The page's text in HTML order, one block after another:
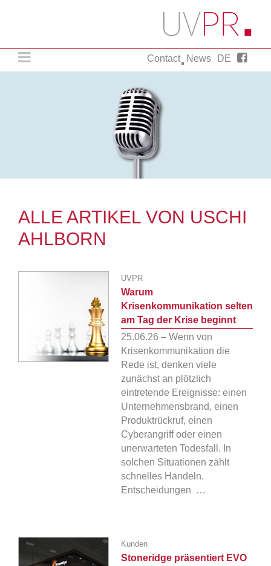
Contact News DE
PR Agency. Munich..
ALLE ARTIKEL VON USCHI
AHLBORN
UVPR
Warum
Krisenkommunikation selten
am Tag der Krise beginnt
25.06.26 – Wenn von
Krisenkommunikation die
Rede ist, denken viele
zunächst an plötzlich
eintretende Ereignisse: einen
Unternehmensbrand, einen
Produktrückruf, einen
Cyberangriff oder einen
unerwarteten Todesfall. In
solchen Situationen zählt
schnelles Handeln.
Entscheidungen …
Kunden
Stoneridge präsentiert EVO